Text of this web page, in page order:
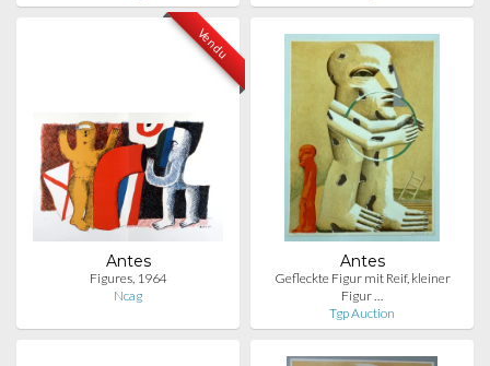
Vendu
Antes
Figures, 1964
Ncag
Antes
Gefleckte Figur mit Reif, kleiner
Figur …
Tgp Auction